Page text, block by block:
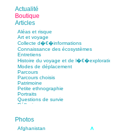
Bastide Fabien
Baudin Julie
Baujard Jacques
Bazin Sylvain
Bellanger Marc
Bellec Hervé
Belleville Régis
Benestar Géraldine
Benoist Yann
Bertrand Jordane
Bertrandy Antoine
Bezsonov Youri
Bideau Michel-Cosme
Billard Yannick
Blanchet Anne-Lise
Bluntzer Christophe
Bobin Mathieu
Boch Anne-Laure
Boch Julie
Boillot Henri
Bonnem Éric
Boudart Jean-Louis
Actualité
Boutique
Articles
Aléas et risque
Art et voyage
Collecte d�€�informations
Connaissance des écosystèmes
Entretiens
Histoire du voyage et de l�€�exploration
Modes de déplacement
Parcours
Parcours choisis
Patrimoine
Petite ethnographie
Portraits
Questions de survie
Réflexions
Photos
Afghanistan